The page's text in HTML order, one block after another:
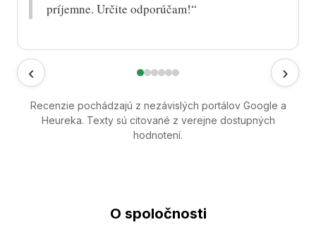
‹
príjemne. Určite odporúčam!“
›
Recenzie pochádzajú z nezávislých portálov Google a
Heureka. Texty sú citované z verejne dostupných
hodnotení.
O spoločnosti